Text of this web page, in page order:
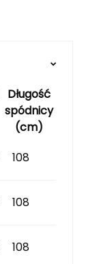
Długość
spódnicy
(cm)
108
108
108